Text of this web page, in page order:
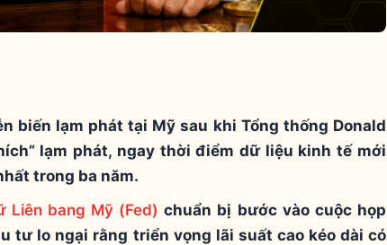
biến lạm phát tại Mỹ sau khi Tổng thống Donald
lạm phát, ngay thời điểm dữ liệu kinh tế mới
trong ba năm.
Liên bang Mỹ (Fed)chuẩn bị bước vào cuộc họp
tư lo ngại rằng triển vọng lãi suất cao kéo dài có